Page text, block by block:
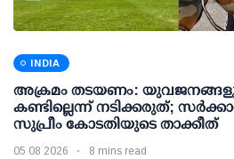
INDIA
അക്രമം തടയണം:
കണ്ടില്ലെന്ന് നടിക്കരുത്;
സുപ്രീം കോടതിയുടെ താക്കീത്
05 08 2026 8 mins read